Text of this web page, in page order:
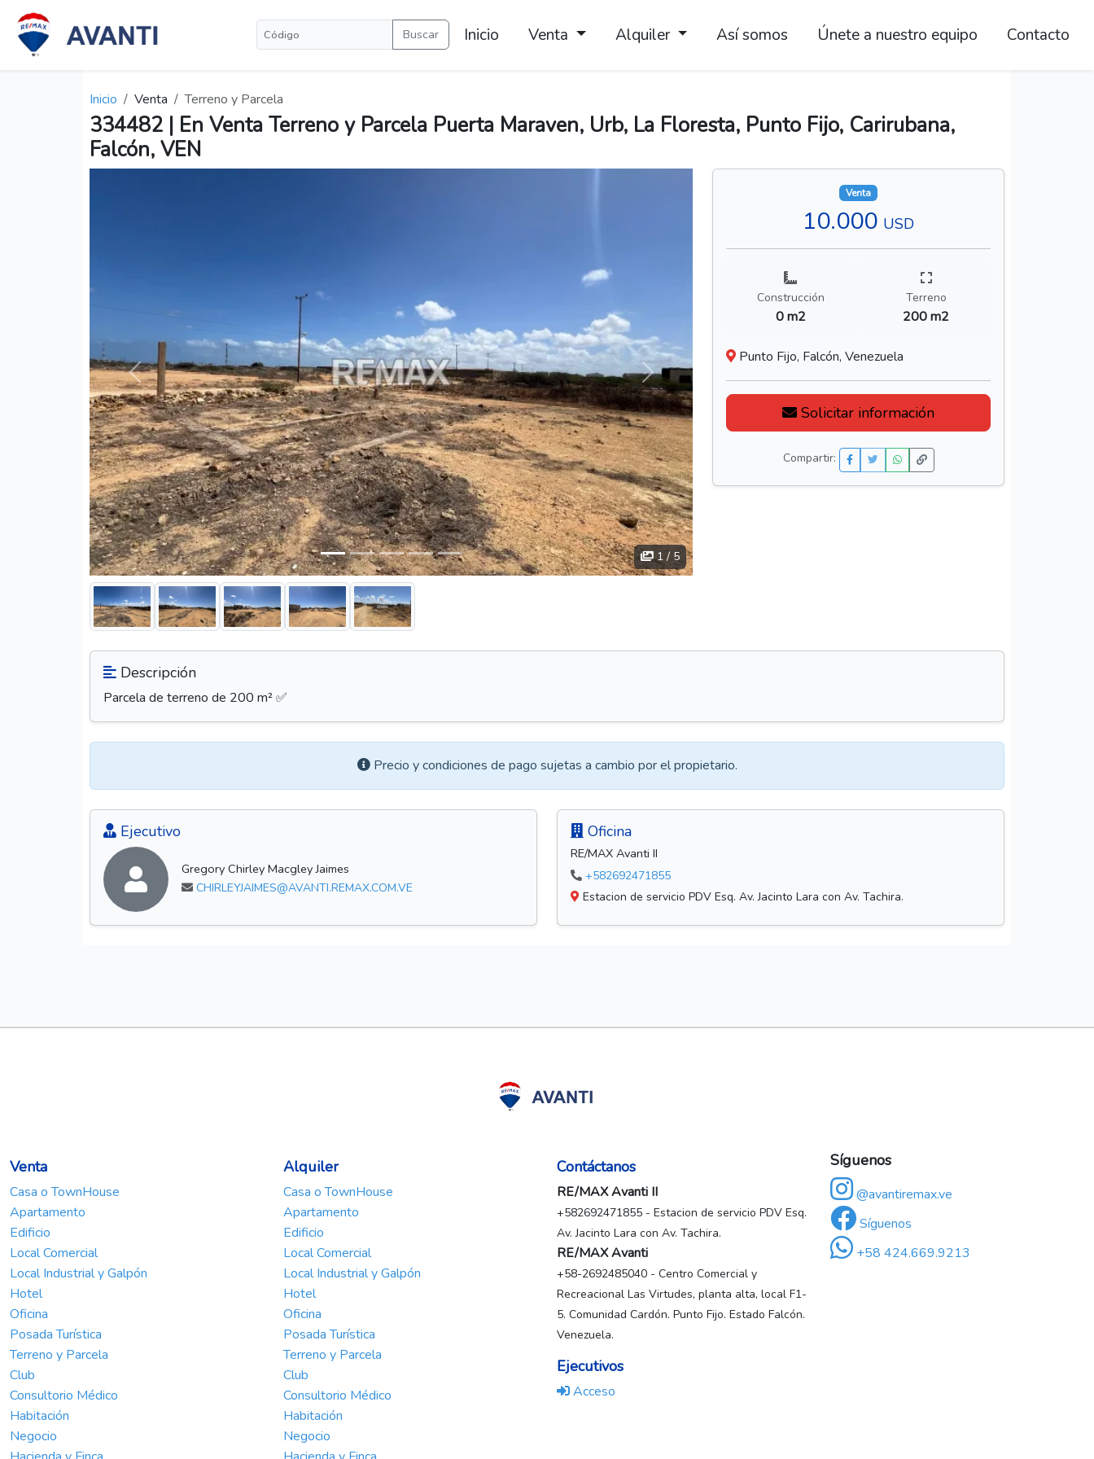
Buscar Inicio Venta Alquiler Así somos Únete a nuestro equipo Contacto
Inicio Venta Terreno y Parcela
334482 | En Venta Terreno y Parcela Puerta Maraven, Urb, La Floresta, Punto Fijo, Carirubana,
Falcón, VEN
Anterior Siguiente
1 / 5
Venta
10.000 USD
Construcción
0 m2
Terreno
200 m2
Punto Fijo, Falcón, Venezuela
Solicitar información
Compartir:
Descripción
Parcela de terreno de 200 m² ✅
Precio y condiciones de pago sujetas a cambio por el propietario.
Ejecutivo
Gregory Chirley Macgley Jaimes
CHIRLEYJAIMES@AVANTI.REMAX.COM.VE
Oficina
RE/MAX Avanti II
+582692471855
Estacion de servicio PDV Esq. Av. Jacinto Lara con Av. Tachira.
Venta
Casa o TownHouse
Apartamento
Edificio
Local Comercial
Local Industrial y Galpón
Hotel
Oficina
Posada Turística
Terreno y Parcela
Club
Consultorio Médico
Habitación
Negocio
Alquiler
Casa o TownHouse
Apartamento
Edificio
Local Comercial
Local Industrial y Galpón
Hotel
Oficina
Posada Turística
Terreno y Parcela
Club
Consultorio Médico
Habitación
Negocio
Contáctanos
RE/MAX Avanti II
+582692471855 - Estacion de servicio PDV Esq.
Av. Jacinto Lara con Av. Tachira.
RE/MAX Avanti
+58-2692485040 - Centro Comercial y
Recreacional Las Virtudes, planta alta, local F1-
5. Comunidad Cardón. Punto Fijo. Estado Falcón.
Venezuela.
Ejecutivos
Acceso
Síguenos
@avantiremax.ve
Síguenos
+58 424.669.9213